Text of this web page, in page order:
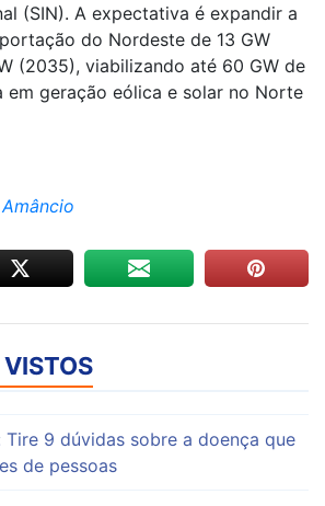
(SIN). A expectativa é expandir a
do Nordeste de 13 GW
(2035), viabilizando até 60 GW de
em geração eólica e solar no Norte
Tire 9 dúvidas sobre a doença que
de pessoas